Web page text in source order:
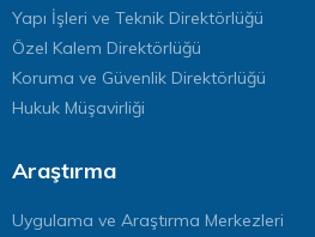
Yapı İşleri ve Teknik Direktörlüğü
Özel Kalem Direktörlüğü
Koruma ve Güvenlik Direktörlüğü
Hukuk Müşavirliği
Araştırma
Uygulama ve Araştırma Merkezleri